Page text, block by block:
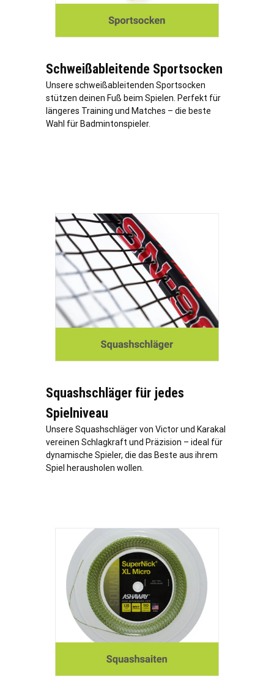
Schweißableitende Sportsocken
Unsere schweißableitenden Sportsocken
stützen deinen Fuß beim Spielen. Perfekt für
längeres Training und Matches – die beste
Wahl für Badmintonspieler.
Squashschläger für jedes
Spielniveau
Unsere Squashschläger von Victor und Karakal
vereinen Schlagkraft und Präzision – ideal für
dynamische Spieler, die das Beste aus ihrem
Spiel herausholen wollen.